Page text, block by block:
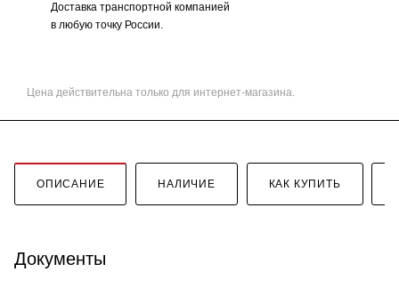
Доставка транспортной компанией
в любую точку России.
Цена действительна только для интернет-магазина.
ОПИСАНИЕ НАЛИЧИЕ КАК КУПИТЬ
Документы